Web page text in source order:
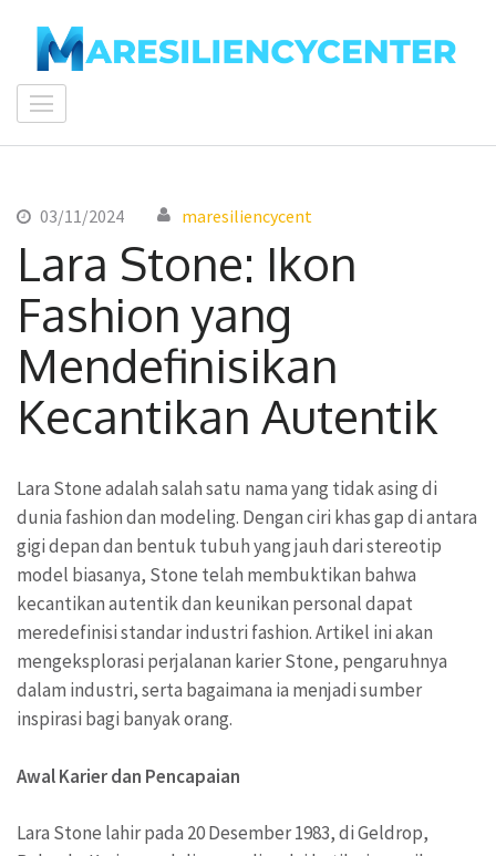
konten
(Tekan
Enter)
maresiliencycenter
03/11/2024 maresiliencycent
Lara Stone: Ikon
Fashion yang
Mendefinisikan
Kecantikan Autentik
Lara Stone adalah salah satu nama yang tidak asing di
dunia fashion dan modeling. Dengan ciri khas gap di antara
gigi depan dan bentuk tubuh yang jauh dari stereotip
model biasanya, Stone telah membuktikan bahwa
kecantikan autentik dan keunikan personal dapat
meredefinisi standar industri fashion. Artikel ini akan
mengeksplorasi perjalanan karier Stone, pengaruhnya
dalam industri, serta bagaimana ia menjadi sumber
inspirasi bagi banyak orang.
Awal Karier dan Pencapaian
Lara Stone lahir pada 20 Desember 1983, di Geldrop,